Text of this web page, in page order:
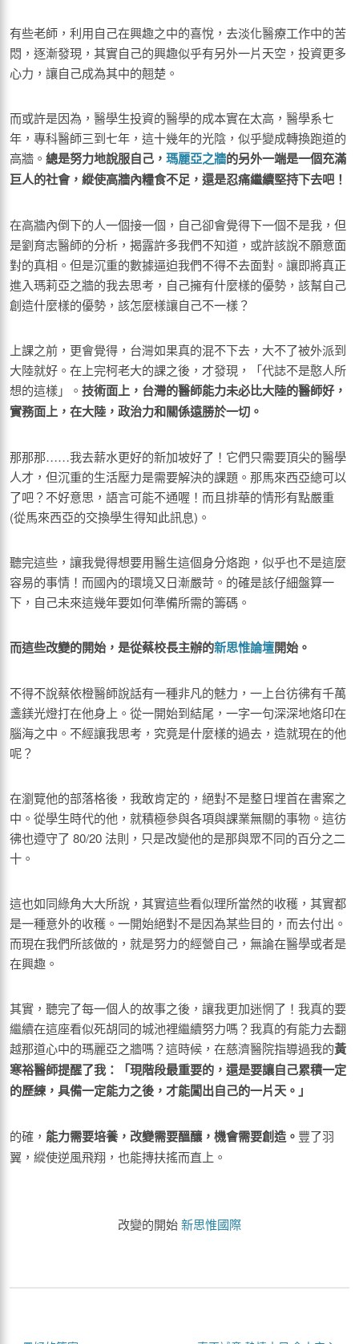
有些老師，利用自己在興趣之中的喜悅，去淡化醫療工作中的苦
悶，逐漸發現，其實自己的興趣似乎有另外一片天空，投資更多
心力，讓自己成為其中的翹楚。
而或許是因為，醫學生投資的醫學的成本實在太高，醫學系七
年，專科醫師三到七年，這十幾年的光陰，似乎變成轉換跑道的
高牆。 總是努力地說服自己， 瑪麗亞之牆的另外一端是一個充滿
巨人的社會，縱使高牆內糧食不足，還是忍痛繼續堅持下去吧！
在高牆內倒下的人一個接一個，自己卻會覺得下一個不是我，但
是劉育志醫師的分析，揭露許多我們不知道，或許該說不願意面
對的真相。但是沉重的數據逼迫我們不得不去面對。讓即將真正
進入瑪莉亞之牆的我去思考，自己擁有什麼樣的優勢，該幫自己
創造什麼樣的優勢，該怎麼樣讓自己不一樣？
上課之前，更會覺得，台灣如果真的混不下去，大不了被外派到
大陸就好。在上完柯老大的課之後，才發現，「代誌不是憨人所
想的這樣」。 技術面上，台灣的醫師能力未必比大陸的醫師好，
實務面上，在大陸，政治力和關係遠勝於一切。
那那那……我去薪水更好的新加坡好了！它們只需要頂尖的醫學
人才，但沉重的生活壓力是需要解決的課題。那馬來西亞總可以
了吧？不好意思，語言可能不通喔！而且排華的情形有點嚴重
(從馬來西亞的交換學生得知此訊息)。
聽完這些，讓我覺得想要用醫生這個身分烙跑，似乎也不是這麼
容易的事情！而國內的環境又日漸嚴苛。的確是該仔細盤算一
下，自己未來這幾年要如何準備所需的籌碼。
而這些改變的開始，是從蔡校長主辦的新思惟論壇開始。
不得不說蔡依橙醫師說話有一種非凡的魅力，一上台彷彿有千萬
盞鎂光燈打在他身上。從一開始到結尾，一字一句深深地烙印在
腦海之中。不經讓我思考，究竟是什麼樣的過去，造就現在的他
呢？
在瀏覽他的部落格後，我敢肯定的，絕對不是整日埋首在書案之
中。從學生時代的他，就積極參與各項與課業無關的事物。這彷
彿也遵守了 80/20 法則，只是改變他的是那與眾不同的百分之二
十。
這也如同綠角大大所說，其實這些看似理所當然的收穫，其實都
是一種意外的收穫。一開始絕對不是因為某些目的，而去付出。
而現在我們所該做的，就是努力的經營自己，無論在醫學或者是
在興趣。
其實，聽完了每一個人的故事之後，讓我更加迷惘了！我真的要
繼續在這座看似死胡同的城池裡繼續努力嗎？我真的有能力去翻
越那道心中的瑪麗亞之牆嗎？這時候，在慈濟醫院指導過我的黃
寒裕醫師提醒了我：「現階段最重要的，還是要讓自己累積一定
的歷練，具備一定能力之後，才能闖出自己的一片天。」
的確， 能力需要培養，改變需要醞釀，機會需要創造。 豐了羽
翼，縱使逆風飛翔，也能摶扶搖而直上。
改變的開始新思惟國際